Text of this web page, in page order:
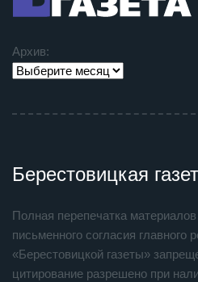
Архив:
Берестовицкая
Полная перепечатка
письменного согласия главного
«Берестовицкой газеты»
цитирование разрешено при